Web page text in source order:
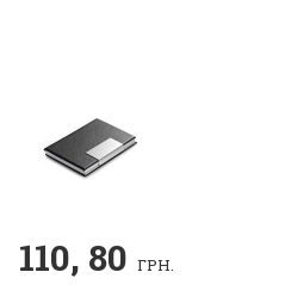
110, 80 ГРН.